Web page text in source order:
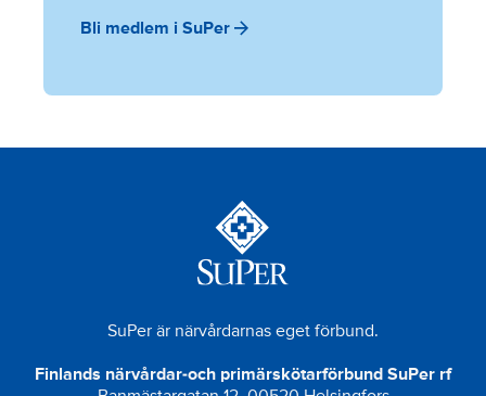
Bli medlem i SuPer
SuPer är närvårdarnas eget förbund.
Finlands närvårdar-och primärskötarförbund SuPer rf